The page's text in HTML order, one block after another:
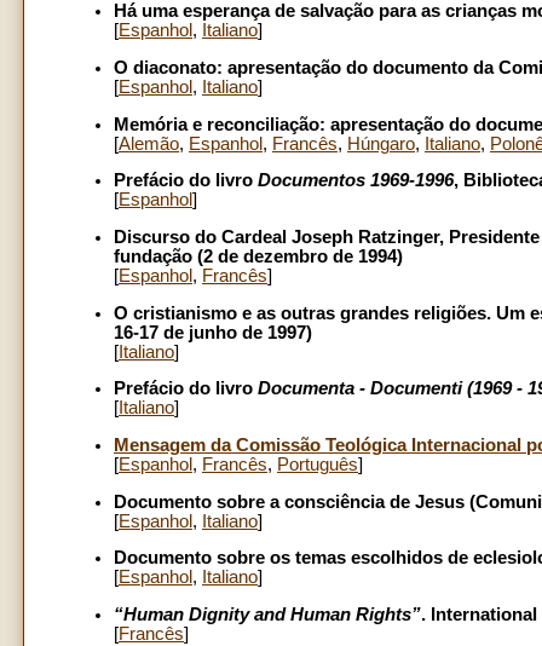
Há uma esperança de salvação para as crianças
[Espanhol , Italiano]
O diaconato: apresentação do documento da
[Espanhol , Italiano]
Memória e reconciliação: apresentação do
[Alemão, Espanhol , Francês, Húngaro, Italiano,
Prefácio do livro Documentos 1969-1996,
[Espanhol]
Discurso do Cardeal Joseph Ratzinger,
fundação (2 de dezembro de 1994)
[Espanhol , Francês]
O cristianismo e as outras grandes religiões. Um
16-17 de junho de 1997)
[ Italiano]
Prefácio do livro Documenta - Documenti (1969 -
[ Italiano]
Mensagem da Comissão Teológica Internacional
[Espanhol , Francês, Português]
Documento sobre a consciência de Jesus
[Espanhol , Italiano]
Documento sobre os temas escolhidos de
[Espanhol , Italiano]
“Human Dignity and Human Rights”.
[Francês]